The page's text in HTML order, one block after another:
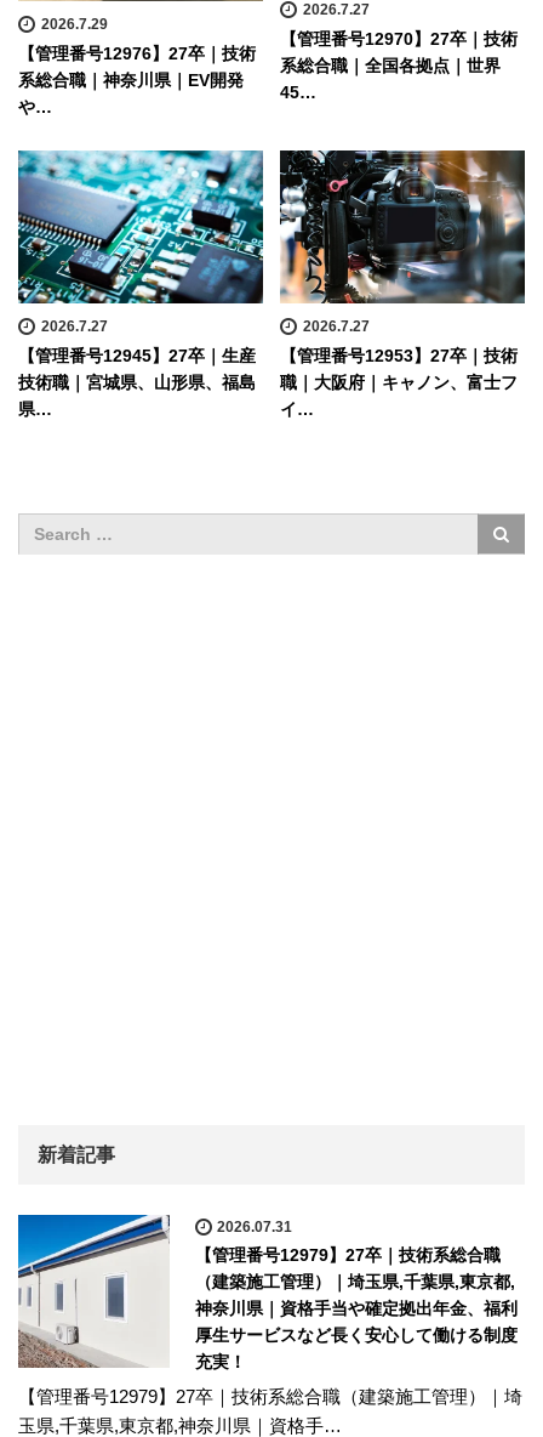
2026.7.29
【管理番号12976】27卒｜技術
系総合職｜神奈川県｜EV開発
や…
2026.7.27
【管理番号12970】27卒｜技術
系総合職｜全国各拠点｜世界
45…
2026.7.27
【管理番号12945】27卒｜生産
技術職｜宮城県、山形県、福島
県…
2026.7.27
【管理番号12953】27卒｜技術
職｜大阪府｜キャノン、富士フ
イ…
新着記事
2026.07.31
【管理番号12979】27卒｜技術系総合職
（建築施工管理）｜埼玉県,千葉県,東京都,
神奈川県｜資格手当や確定拠出年金、福利
厚生サービスなど長く安心して働ける制度
充実！
【管理番号12979】27卒｜技術系総合職（建築施工管理）｜埼
玉県,千葉県,東京都,神奈川県｜資格手…